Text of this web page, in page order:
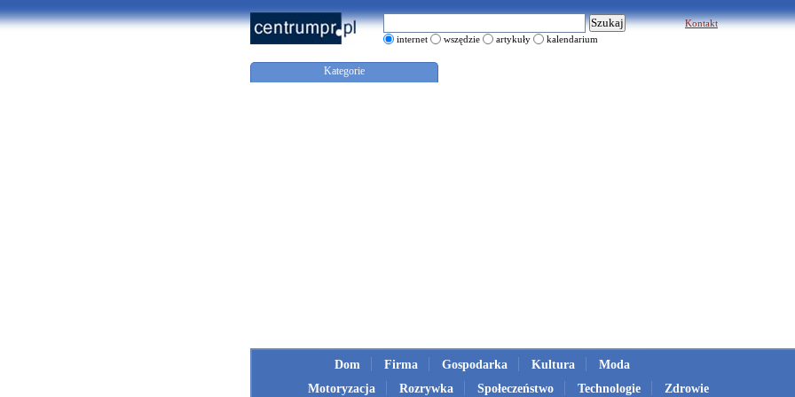
internet wszędzie artykuły kalendarium
Kontakt
Kategorie
Dom Firma Gospodarka Kultura
Moda
Motoryzacja
Rozrywka Społeczeństwo Technologie Zdrowie